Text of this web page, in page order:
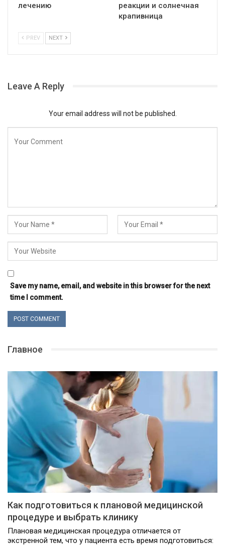
лечению
реакции и солнечная
крапивница
PREV NEXT
Leave A Reply
Your email address will not be published.
Save my name, email, and website in this browser for the next
time I comment.
Главное
Как подготовиться к плановой медицинской
процедуре и выбрать клинику
Плановая медицинская процедура отличается от
экстренной тем, что у пациента есть время подготовиться: